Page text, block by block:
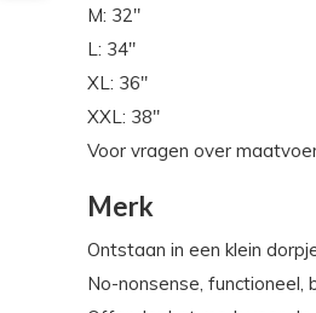
M: 32"
L: 34"
XL: 36"
XXL: 38"
Voor vragen over
Merk
Ontstaan in een klein
No-nonsense, functioneel,